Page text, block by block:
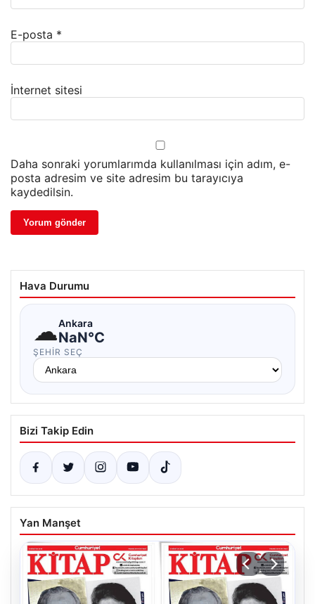
E-posta *
İnternet sitesi
Daha sonraki yorumlarımda kullanılması için adım, e-
posta adresim ve site adresim bu tarayıcıya
kaydedilsin.
Hava Durumu
☁Ankara
NaN°C
ŞEHIR SEÇ
Bizi Takip Edin
Yan Manşet